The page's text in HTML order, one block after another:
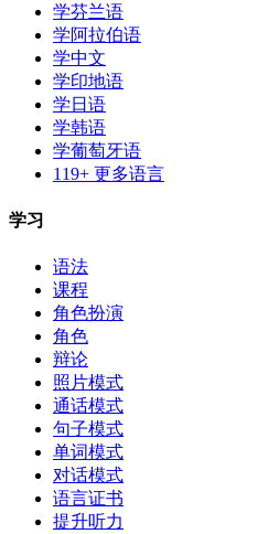
学芬兰语
学阿拉伯语
学中文
学印地语
学日语
学韩语
学葡萄牙语
119+ 更多语言
学习
语法
课程
角色扮演
角色
辩论
照片模式
通话模式
句子模式
单词模式
对话模式
语言证书
提升听力